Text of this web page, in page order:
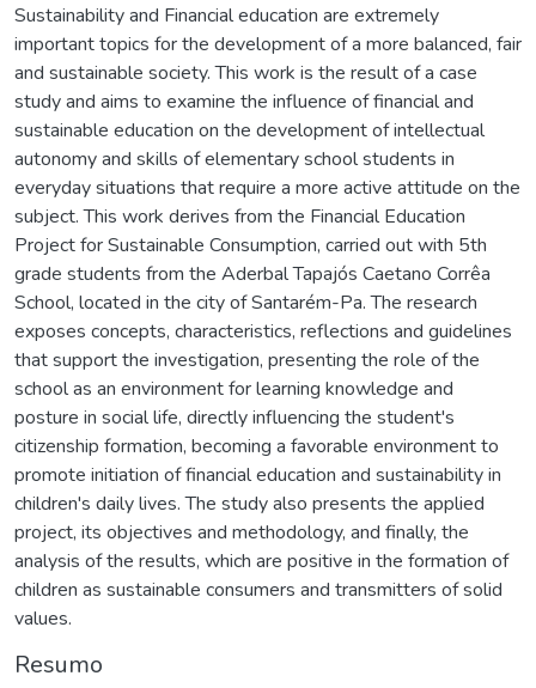
Sustainability and Financial education are extremely
important topics for the development of a more balanced, fair
and sustainable society. This work is the result of a case
study and aims to examine the influence of financial and
sustainable education on the development of intellectual
autonomy and skills of elementary school students in
everyday situations that require a more active attitude on the
subject. This work derives from the Financial Education
Project for Sustainable Consumption, carried out with 5th
grade students from the Aderbal Tapajós Caetano Corrêa
School, located in the city of Santarém-Pa. The research
exposes concepts, characteristics, reflections and guidelines
that support the investigation, presenting the role of the
school as an environment for learning knowledge and
posture in social life, directly influencing the student's
citizenship formation, becoming a favorable environment to
promote initiation of financial education and sustainability in
children's daily lives. The study also presents the applied
project, its objectives and methodology, and finally, the
analysis of the results, which are positive in the formation of
children as sustainable consumers and transmitters of solid
values.
Resumo